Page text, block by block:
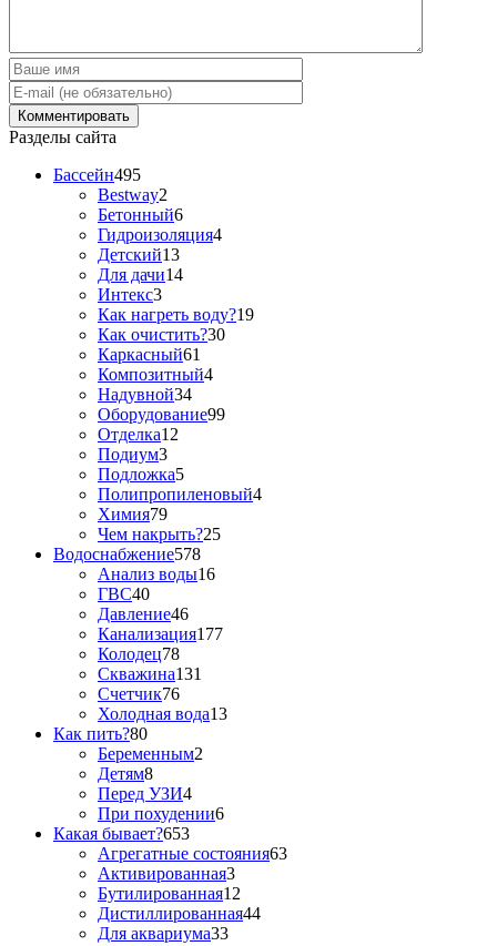
Разделы сайта
Бассейн495
Bestway2
Бетонный6
Гидроизоляция4
Детский13
Для дачи14
Интекс3
Как нагреть воду?19
Как очистить?30
Каркасный61
Композитный4
Надувной34
Оборудование99
Отделка12
Подиум3
Подложка5
Полипропиленовый4
Химия79
Чем накрыть?25
Водоснабжение578
Анализ воды16
ГВС40
Давление46
Канализация177
Колодец78
Скважина131
Счетчик76
Холодная вода13
Как пить?80
Беременным2
Детям8
Перед УЗИ4
При похудении6
Какая бывает?653
Агрегатные состояния63
Активированная3
Бутилированная12
Дистиллированная44
Для аквариума33